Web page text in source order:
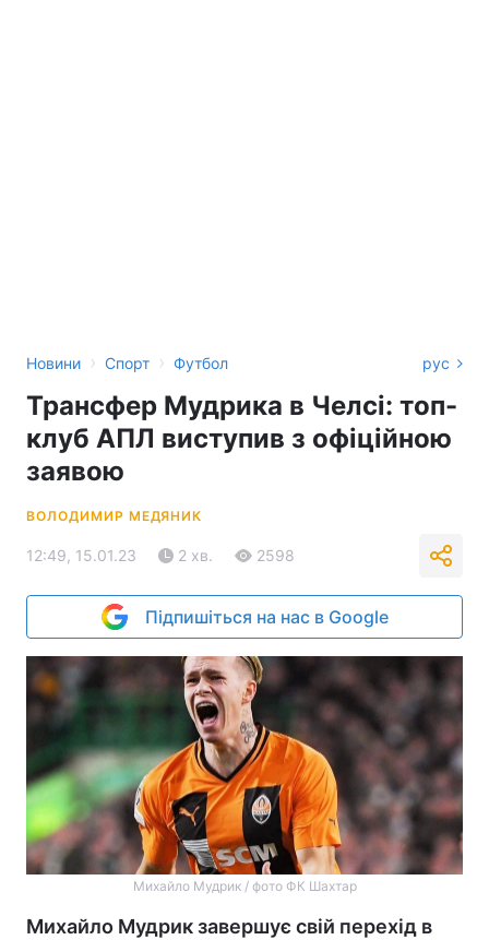
Новини › Спорт › Футбол рус
Трансфер Мудрика в Челсі: топ-
клуб АПЛ виступив з офіційною
заявою
ВОЛОДИМИР МЕДЯНИК
12:49, 15.01.23 2 хв. 2598
Підпишіться на нас в Google
Михайло Мудрик / фото ФК Шахтар
Михайло Мудрик завершує свій перехід в